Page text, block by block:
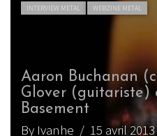
INTERVIEW METAL WEBZINE METAL
Aaron Buchanan
Glover (guitariste)
Basement
By Ivanhe / 15 avril 2013